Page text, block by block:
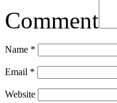
Comment
Name *
Email *
Website